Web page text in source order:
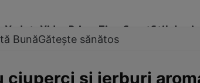
Vedete Video Prime Time SportStil de
BunăGătește sănătos
ciuperci şi ierburi